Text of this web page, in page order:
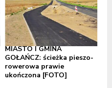
MIASTO I GMINA
GOŁAŃCZ: ścieżka pieszo-
rowerowa prawie
ukończona [FOTO]